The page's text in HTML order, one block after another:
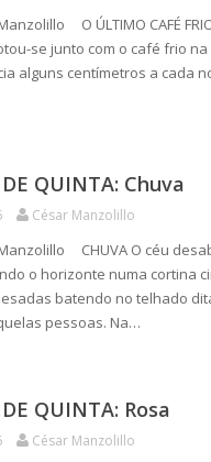
O ÚLTIMO CAFÉ
se junto com o café frio
alguns centímetros a cada
QUINTA: Chuva
César Manzolillo
CHUVA O céu
o horizonte numa cortina
batendo no telhado
pessoas. Na…
QUINTA: Rosa
César Manzolillo